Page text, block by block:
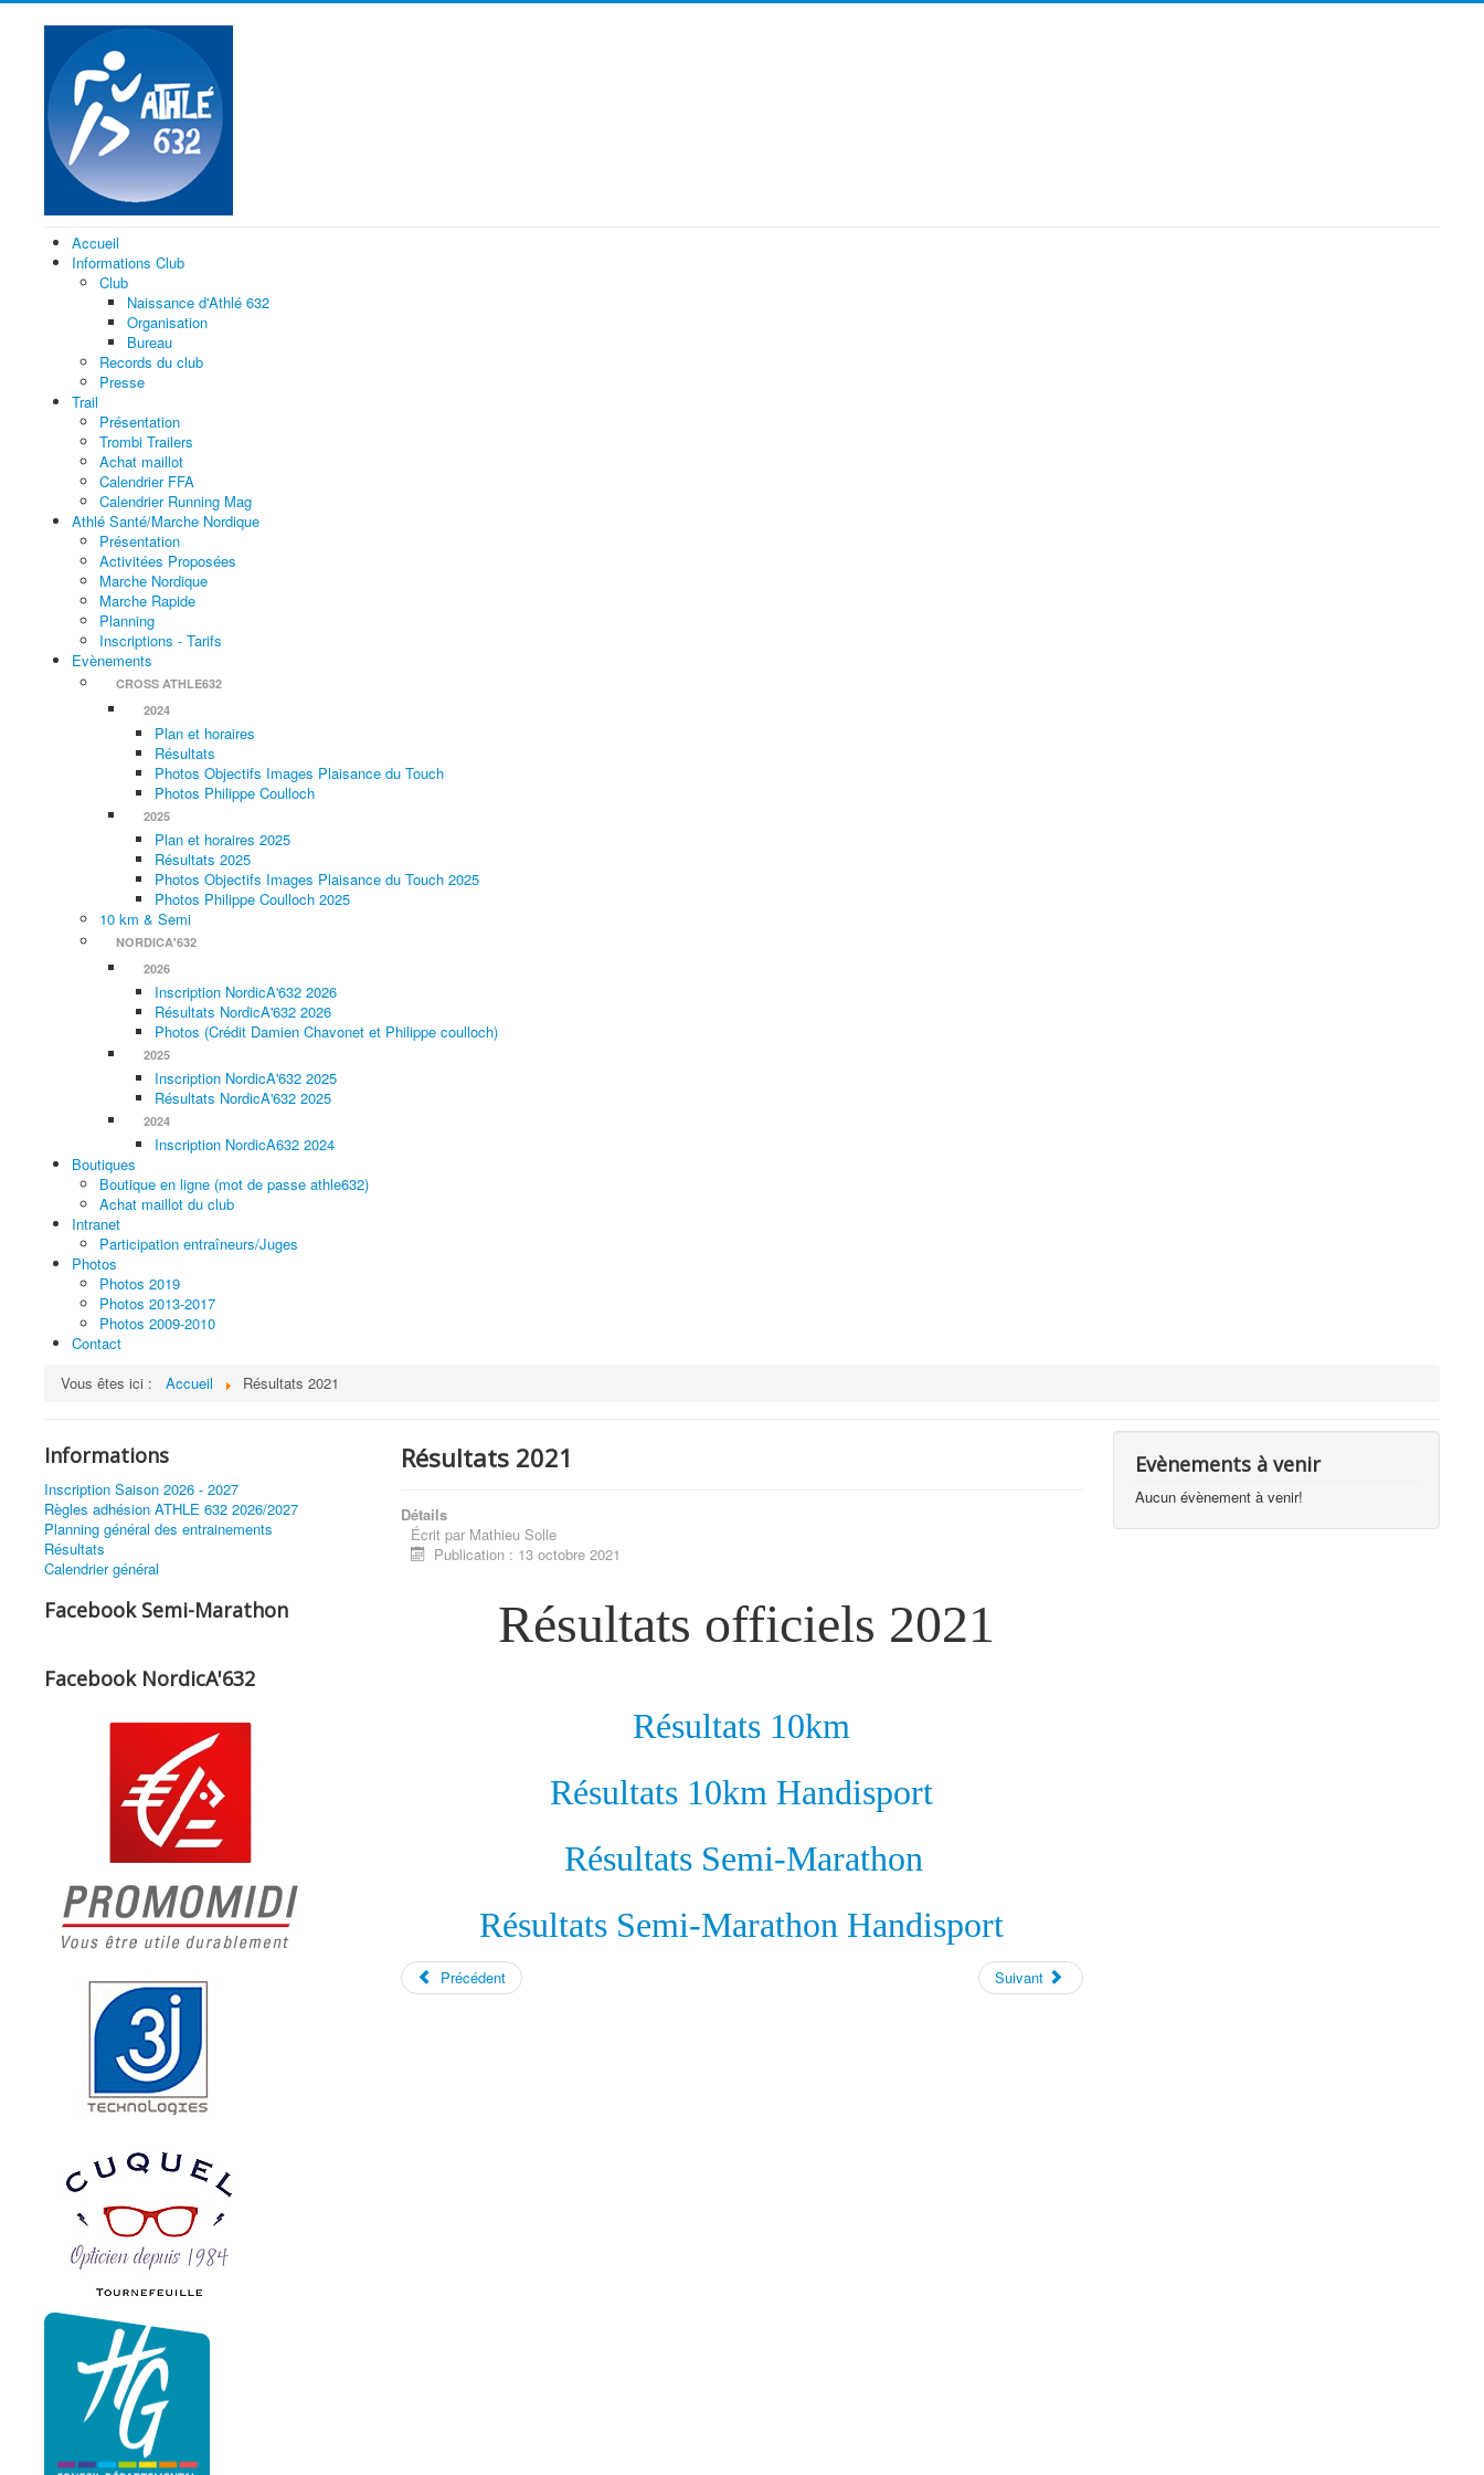
Accueil
Informations Club
Club
Naissance d'Athlé 632
Organisation
Bureau
Records du club
Presse
Trail
Présentation
Trombi Trailers
Achat maillot
Calendrier FFA
Calendrier Running Mag
Athlé Santé/Marche Nordique
Présentation
Activitées Proposées
Marche Nordique
Marche Rapide
Planning
Inscriptions - Tarifs
Evènements
CROSS ATHLE632
2024
Plan et horaires
Résultats
Photos Objectifs Images Plaisance du Touch
Photos Philippe Coulloch
2025
Plan et horaires 2025
Résultats 2025
Photos Objectifs Images Plaisance du Touch 2025
Photos Philippe Coulloch 2025
10 km & Semi
NORDICA'632
2026
Inscription NordicA'632 2026
Résultats NordicA'632 2026
Photos (Crédit Damien Chavonet et Philippe coulloch)
2025
Inscription NordicA'632 2025
Résultats NordicA'632 2025
2024
Inscription NordicA632 2024
Boutiques
Boutique en ligne (mot de passe athle632)
Achat maillot du club
Intranet
Participation entraîneurs/Juges
Photos
Photos 2019
Photos 2013-2017
Photos 2009-2010
Contact
Vous êtes ici :
Accueil Résultats 2021
Informations
Inscription Saison 2026 - 2027
Règles adhésion ATHLE 632 2026/2027
Planning général des entrainements
Résultats
Calendrier général
Facebook Semi-Marathon
Facebook NordicA'632
Résultats 2021
Détails
Écrit par Mathieu Solle
Publication : 13 octobre 2021
Résultats officiels 2021
Résultats 10km
Résultats 10km Handisport
Résultats Semi-Marathon
Résultats Semi-Marathon Handisport
Précédent Suivant
Evènements à venir
Aucun évènement à venir!